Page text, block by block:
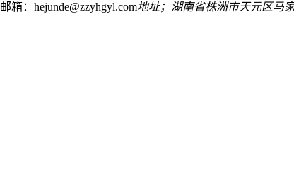
邮箱：hejunde@zzyhgyl.com地址；湖南省株洲市天元区马